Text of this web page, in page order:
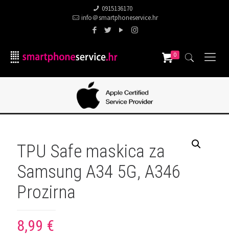
0915136170
info＠smartphoneservice.hr
0
TPU Safe maskica za
Samsung A34 5G, A346
Prozirna
8,99 €